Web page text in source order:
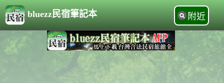
bluezz民宿筆記本 附近